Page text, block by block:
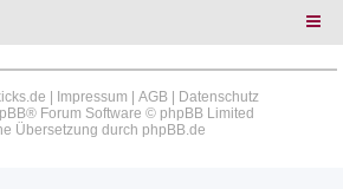
| Impressum AGB|
Datenschutz
® Forum Software © phpBB Limited
Übersetzung durch phpBB.de